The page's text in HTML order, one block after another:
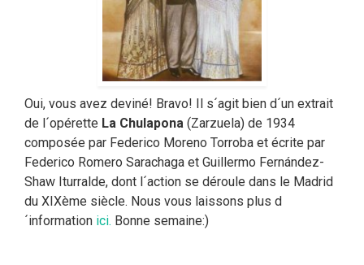
Oui, vous avez deviné! Bravo! Il s´agit bien d´un extrait
de l´opérette La Chulapona (Zarzuela) de 1934
composée par Federico Moreno Torroba et écrite par
Federico Romero Sarachaga et Guillermo Fernández-
Shaw Iturralde, dont l´action se déroule dans le Madrid
du XIXème siècle. Nous vous laissons plus d
´information ici. Bonne semaine:)